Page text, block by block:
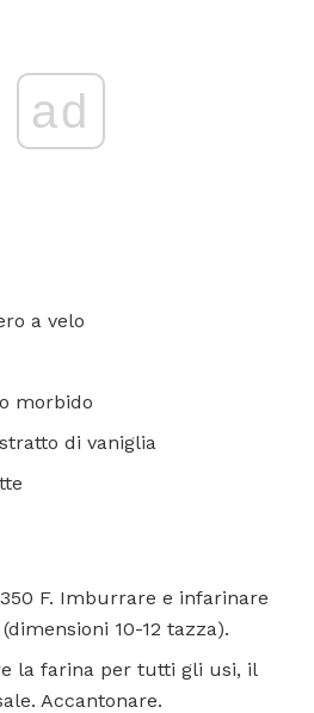
ad
a velo
morbido
di vaniglia
F. Imburrare e infarinare
10-12 tazza).
la farina per tutti gli usi, il
Accantonare.